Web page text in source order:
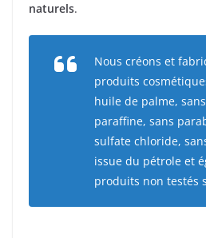
naturels.
Nous créons et
produits
huile de palme, sans
paraffine, sans
sulfate chloride,
issue du pétrole et
produits non testés